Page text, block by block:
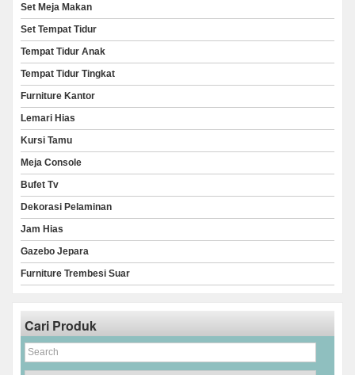
Set Meja Makan
Set Tempat Tidur
Tempat Tidur Anak
Tempat Tidur Tingkat
Furniture Kantor
Lemari Hias
Kursi Tamu
Meja Console
Bufet Tv
Dekorasi Pelaminan
Jam Hias
Gazebo Jepara
Furniture Trembesi Suar
Cari Produk